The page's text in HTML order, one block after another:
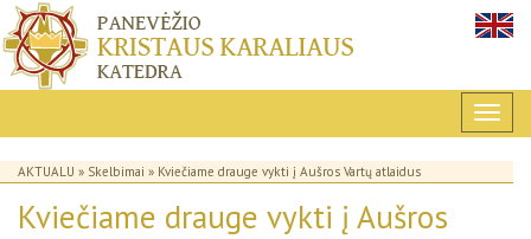
AKTUALU » Skelbimai » Kviečiame drauge vykti į Aušros Vartų atlaidus
Kviečiame drauge vykti į Aušros